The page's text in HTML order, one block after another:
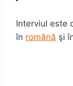
Interviul este
în română şi